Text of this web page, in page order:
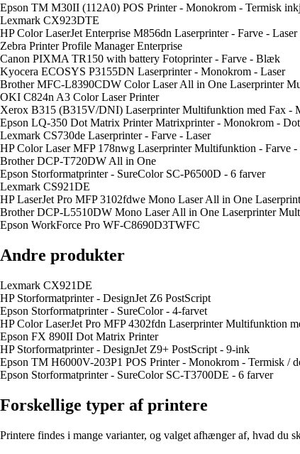
Epson TM M30II (112A0) POS Printer - Monokrom - Termisk
Lexmark CX923DTE
HP Color LaserJet Enterprise M856dn Laserprinter - Farve - Laser
Zebra Printer Profile Manager Enterprise
Canon PIXMA TR150 with battery Fotoprinter - Farve - Blæk
Kyocera ECOSYS P3155DN Laserprinter - Monokrom - Laser
Brother MFC-L8390CDW Color Laser All in One Laserprinter
OKI C824n A3 Color Laser Printer
Xerox B315 (B315V/DNI) Laserprinter Multifunktion med Fax -
Epson LQ-350 Dot Matrix Printer Matrixprinter - Monokrom -
Lexmark CS730de Laserprinter - Farve - Laser
HP Color Laser MFP 178nwg Laserprinter Multifunktion - Farve -
Brother DCP-T720DW All in One
Epson Storformatprinter - SureColor SC-P6500D - 6 farver
Lexmark CS921DE
HP LaserJet Pro MFP 3102fdwe Mono Laser All in One
Brother DCP-L5510DW Mono Laser All in One Laserprinter
Epson WorkForce Pro WF-C8690D3TWFC
Andre produkter
Lexmark CX921DE
HP Storformatprinter - DesignJet Z6 PostScript
Epson Storformatprinter - SureColor - 4-farvet
HP Color LaserJet Pro MFP 4302fdn Laserprinter Multifunktion
Epson FX 890II Dot Matrix Printer
HP Storformatprinter - DesignJet Z9+ PostScript - 9-ink
Epson TM H6000V-203P1 POS Printer - Monokrom - Termisk /
Epson Storformatprinter - SureColor SC-T3700DE - 6 farver
Forskellige typer af printere
Printere findes i mange varianter, og valget afhænger af, hvad du